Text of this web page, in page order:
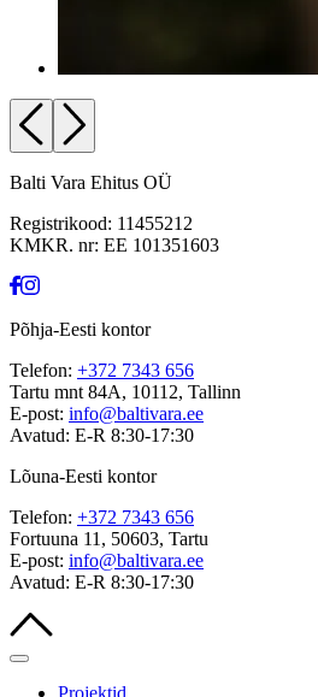
Balti Vara Ehitus OÜ
Registrikood: 11455212
KMKR. nr: EE 101351603
Põhja-Eesti kontor
Telefon: +372 7343 656
Tartu mnt 84A, 10112, Tallinn
E-post: info@baltivara.ee
Avatud: E-R 8:30-17:30
Lõuna-Eesti kontor
Telefon: +372 7343 656
Fortuuna 11, 50603, Tartu
E-post: info@baltivara.ee
Avatud: E-R 8:30-17:30
Projektid